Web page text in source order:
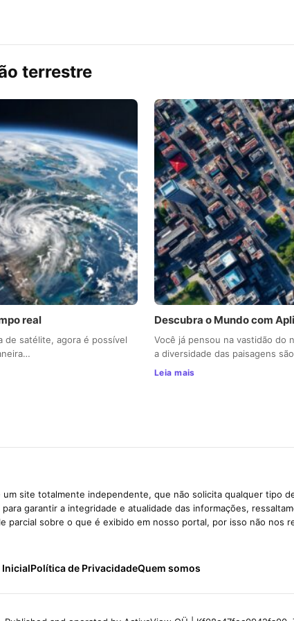
terrestre
real
de satélite, agora é possível
Descubra o Mundo com
Você já pensou na vastidão do
a diversidade das paisagens
Leia mais
um site totalmente independente, que não solicita qualquer tipo
garantir a integridade e atualidade das informações,
parcial sobre o que é exibido em nosso portal, por isso não
InicialPolítica de PrivacidadeQuem somos